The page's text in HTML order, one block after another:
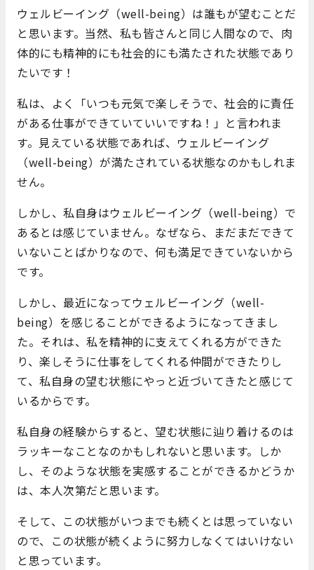
ウェルビーイング（well-being）は誰もが望むことだ
と思います。当然、私も皆さんと同じ人間なので、肉
体的にも精神的にも社会的にも満たされた状態であり
たいです！
私は、よく「いつも元気で楽しそうで、社会的に責任
がある仕事ができていていいですね！」と言われま
す。見えている状態であれば、ウェルビーイング
（well-being）が満たされている状態なのかもしれま
せん。
しかし、私自身はウェルビーイング（well-being）で
あるとは感じていません。なぜなら、まだまだできて
いないことばかりなので、何も満足できていないから
です。
しかし、最近になってウェルビーイング（well-
being）を感じることができるようになってきまし
た。それは、私を精神的に支えてくれる方ができた
り、楽しそうに仕事をしてくれる仲間ができたりし
て、私自身の望む状態にやっと近づいてきたと感じて
いるからです。
私自身の経験からすると、望む状態に辿り着けるのは
ラッキーなことなのかもしれないと思います。しか
し、そのような状態を実感することができるかどうか
は、本人次第だと思います。
そして、この状態がいつまでも続くとは思っていない
ので、この状態が続くように努力しなくてはいけない
と思っています。